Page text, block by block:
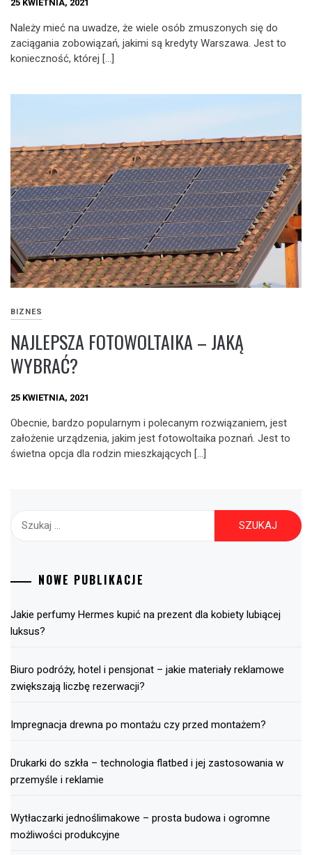
25 KWIETNIA, 2021
Należy mieć na uwadze, że wiele osób zmuszonych się do
zaciągania zobowiązań, jakimi są kredyty Warszawa. Jest to
konieczność, której […]
BIZNES
NAJLEPSZA FOTOWOLTAIKA – JAKĄ
WYBRAĆ?
25 KWIETNIA, 2021
Obecnie, bardzo popularnym i polecanym rozwiązaniem, jest
założenie urządzenia, jakim jest fotowoltaika poznań. Jest to
świetna opcja dla rodzin mieszkających […]
Szukaj:
NOWE PUBLIKACJE
Jakie perfumy Hermes kupić na prezent dla kobiety lubiącej
luksus?
Biuro podróży, hotel i pensjonat – jakie materiały reklamowe
zwiększają liczbę rezerwacji?
Impregnacja drewna po montażu czy przed montażem?
Drukarki do szkła – technologia flatbed i jej zastosowania w
przemyśle i reklamie
Wytłaczarki jednoślimakowe – prosta budowa i ogromne
możliwości produkcyjne